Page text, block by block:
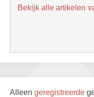
Bekijk alle artikelen
Alleen geregistreerde